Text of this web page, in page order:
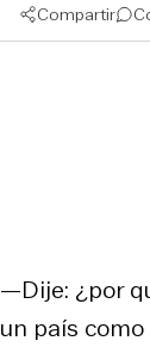
Compartir
—Dije: ¿por
un país como